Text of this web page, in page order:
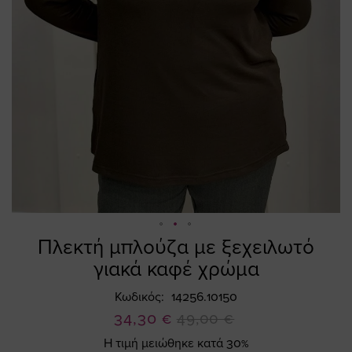
Πλεκτή μπλούζα με ξεχειλωτό
γιακά καφέ χρώμα
Κωδικός 14256.10150
Ειδική
Τιμή
34,30 € 49,00 €
Η τιμή μειώθηκε κατά 30%